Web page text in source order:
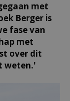
met
Berger is
fase van
met
over dit
weten.'